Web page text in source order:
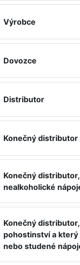
Výrobce
Dovozce
Distributor
Konečný
Konečný
nealkoholické
Konečný
pohostinství a který
nebo studené